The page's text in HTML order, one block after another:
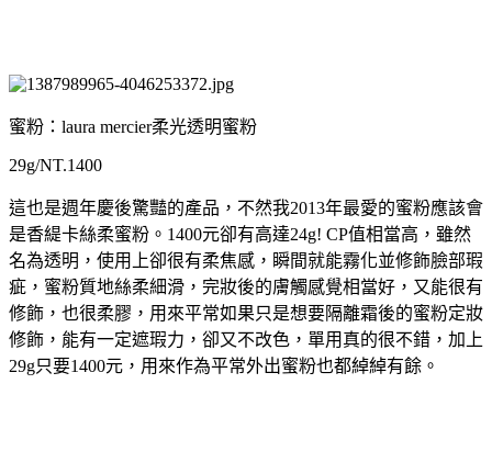
蜜粉：laura mercier柔光透明蜜粉
29g/NT.1400
這也是週年慶後驚豔的產品，不然我2013年最愛的蜜粉應該會
是香緹卡絲柔蜜粉。1400元卻有高達24g! CP值相當高，雖然
名為透明，使用上卻很有柔焦感，瞬間就能霧化並修飾臉部瑕
疵，蜜粉質地絲柔細滑，完妝後的膚觸感覺相當好，又能很有
修飾，也很柔膠，用來平常如果只是想要隔離霜後的蜜粉定妝
修飾，能有一定遮瑕力，卻又不改色，單用真的很不錯，加上
29g只要1400元，用來作為平常外出蜜粉也都綽綽有餘。